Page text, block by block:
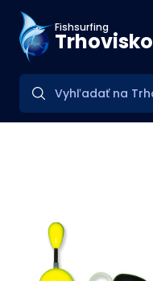
Fishsurfing
Trhovisko